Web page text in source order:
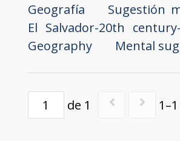
Geografía
Sugestión
El Salvador-20th
Geography
Mental
de 1